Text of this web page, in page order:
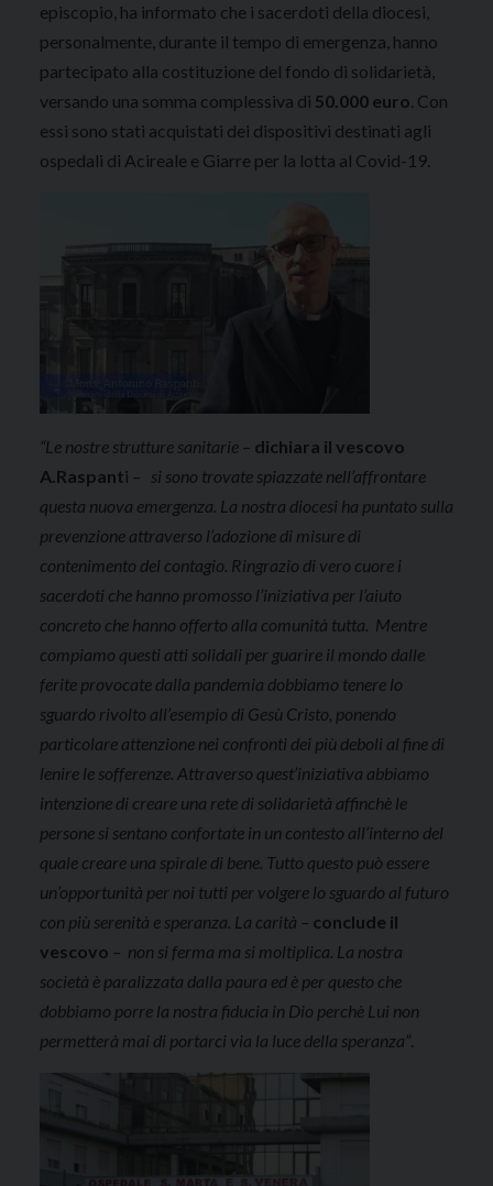
episcopio, ha informato che i sacerdoti della diocesi,
personalmente, durante il tempo di emergenza, hanno
partecipato alla costituzione del fondo di solidarietà,
versando una somma complessiva di 50.000 euro. Con
essi sono stati acquistati dei dispositivi destinati agli
ospedali di Acireale e Giarre per la lotta al Covid-19.
“Le nostre strutture sanitarie – dichiara il vescovo
A.Raspanti – si sono trovate spiazzate nell’affrontare
questa nuova emergenza. La nostra diocesi ha puntato sulla
prevenzione attraverso l’adozione di misure di
contenimento del contagio. Ringrazio di vero cuore i
sacerdoti che hanno promosso l’iniziativa per l’aiuto
concreto che hanno offerto alla comunità tutta. Mentre
compiamo questi atti solidali per guarire il mondo dalle
ferite provocate dalla pandemia dobbiamo tenere lo
sguardo rivolto all’esempio di Gesù Cristo, ponendo
particolare attenzione nei confronti dei più deboli al fine di
lenire le sofferenze. Attraverso quest’iniziativa abbiamo
intenzione di creare una rete di solidarietà affinchè le
persone si sentano confortate in un contesto all’interno del
quale creare una spirale di bene. Tutto questo può essere
un’opportunità per noi tutti per volgere lo sguardo al futuro
con più serenità e speranza. La carità – conclude il
vescovo – non si ferma ma si moltiplica. La nostra
società è paralizzata dalla paura ed è per questo che
dobbiamo porre la nostra fiducia in Dio perchè Lui non
permetterà mai di portarci via la luce della speranza”.